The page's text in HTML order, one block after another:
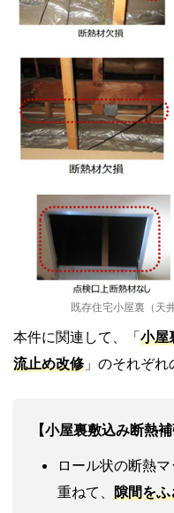
既存住宅小屋裏（天
本件に関連して、「小屋
流止め改修」のそれぞれ
【小屋裏敷込み断熱
ロール状の断熱
重ねて、 隙間をふ